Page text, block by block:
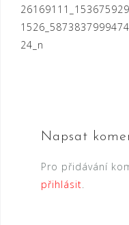
Navigace
pro
příspěvek
24_n
Napsat
Pro přidávání
přihlásit.